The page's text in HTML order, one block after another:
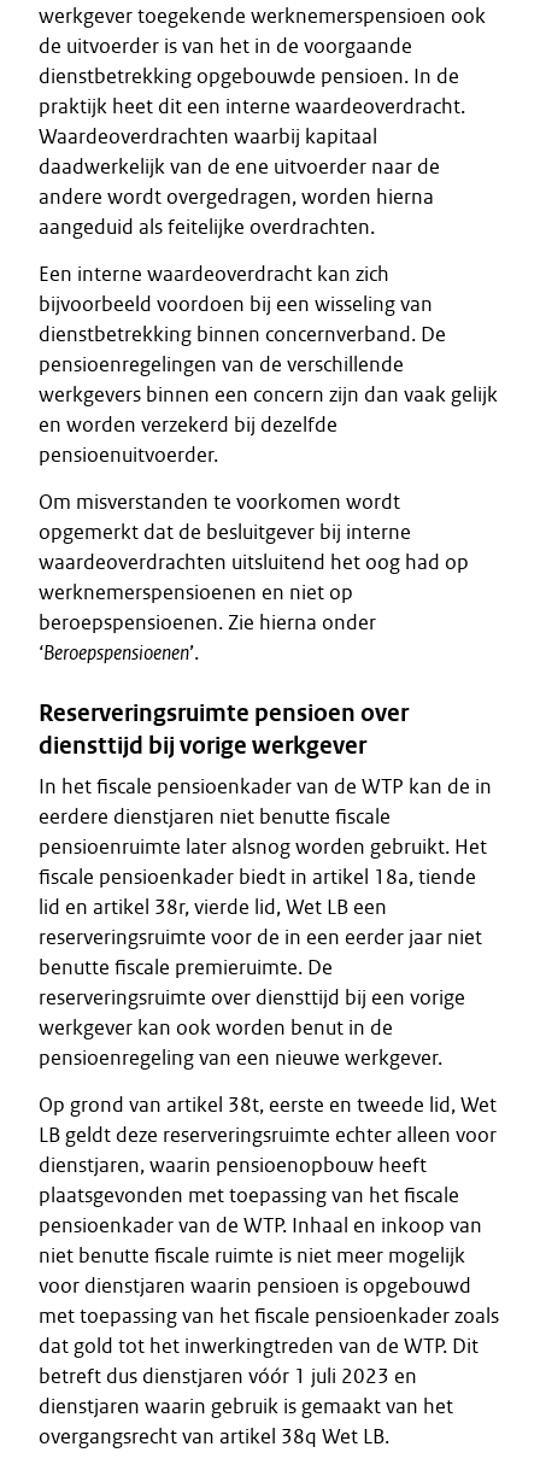
werkgever toegekende werknemerspensioen ook
de uitvoerder is van het in de voorgaande
dienstbetrekking opgebouwde pensioen. In de
praktijk heet dit een interne waardeoverdracht.
Waardeoverdrachten waarbij kapitaal
daadwerkelijk van de ene uitvoerder naar de
andere wordt overgedragen, worden hierna
aangeduid als feitelijke overdrachten.
Een interne waardeoverdracht kan zich
bijvoorbeeld voordoen bij een wisseling van
dienstbetrekking binnen concernverband. De
pensioenregelingen van de verschillende
werkgevers binnen een concern zijn dan vaak gelijk
en worden verzekerd bij dezelfde
pensioenuitvoerder.
Om misverstanden te voorkomen wordt
opgemerkt dat de besluitgever bij interne
waardeoverdrachten uitsluitend het oog had op
werknemerspensioenen en niet op
beroepspensioenen. Zie hierna onder
‘Beroepspensioenen’.
Reserveringsruimte pensioen over
diensttijd bij vorige werkgever
In het fiscale pensioenkader van de WTP kan de in
eerdere dienstjaren niet benutte fiscale
pensioenruimte later alsnog worden gebruikt. Het
fiscale pensioenkader biedt in artikel 18a, tiende
lid en artikel 38r, vierde lid, Wet LB een
reserveringsruimte voor de in een eerder jaar niet
benutte fiscale premieruimte. De
reserveringsruimte over diensttijd bij een vorige
werkgever kan ook worden benut in de
pensioenregeling van een nieuwe werkgever.
Op grond van artikel 38t, eerste en tweede lid, Wet
LB geldt deze reserveringsruimte echter alleen voor
dienstjaren, waarin pensioenopbouw heeft
plaatsgevonden met toepassing van het fiscale
pensioenkader van de WTP. Inhaal en inkoop van
niet benutte fiscale ruimte is niet meer mogelijk
voor dienstjaren waarin pensioen is opgebouwd
met toepassing van het fiscale pensioenkader zoals
dat gold tot het inwerkingtreden van de WTP. Dit
betreft dus dienstjaren vóór 1 juli 2023 en
dienstjaren waarin gebruik is gemaakt van het
overgangsrecht van artikel 38q Wet LB.